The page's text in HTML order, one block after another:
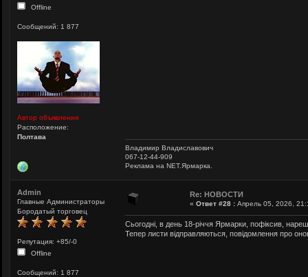
Offline
Сообщений: 1 877
Автор объявления
Расположение:
Полтава
Владимир Владиславович
067-12-44-909
Реклама на NET.Ярмарка.
Admin
Главные Администраторы
Бородатый торговец
Репутация: +85/-0
Offline
Сообщений: 1 877
Re: НОВОСТИ
« Ответ #28 : Апрель 05, 2026,
Сьогодні, в день 18-річчя Ярмарки, пофіксив,
Тепер листи відправляються, повідомлення про